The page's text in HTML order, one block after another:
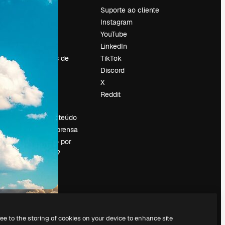
Tendências de
pesquisa
Blog
Eventos
Slidesgo
Vender conteúdo
Sala de imprensa
Procurando por
magnific.ai?
Suporte ao cliente
Instagram
YouTube
LinkedIn
TikTok
Discord
X
Reddit
to the storing of cookies on your device to enhance site